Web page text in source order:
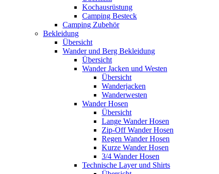
Kochausrüstung
Camping Besteck
Camping Zubehör
Bekleidung
Übersicht
Wander und Berg Bekleidung
Übersicht
Wander Jacken und Westen
Übersicht
Wanderjacken
Wanderwesten
Wander Hosen
Übersicht
Lange Wander Hosen
Zip-Off Wander Hosen
Regen Wander Hosen
Kurze Wander Hosen
3/4 Wander Hosen
Technische Layer und Shirts